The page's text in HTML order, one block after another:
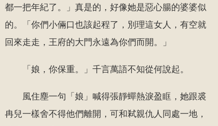
都一把年紀了。」真是的，好像她是惡心腸的婆婆似
的。「你們小倆口也該起程了，別理這女人，有空就
回來走走，王府的大門永遠為你們而開。」
「娘，你保重。」千言萬語不知從何說起。
風住塵一句「娘」喊得張靜蟬熱淚盈眶，她跟裘
冉兒一樣舍不得他們離開，可和弒親仇人同處一地，